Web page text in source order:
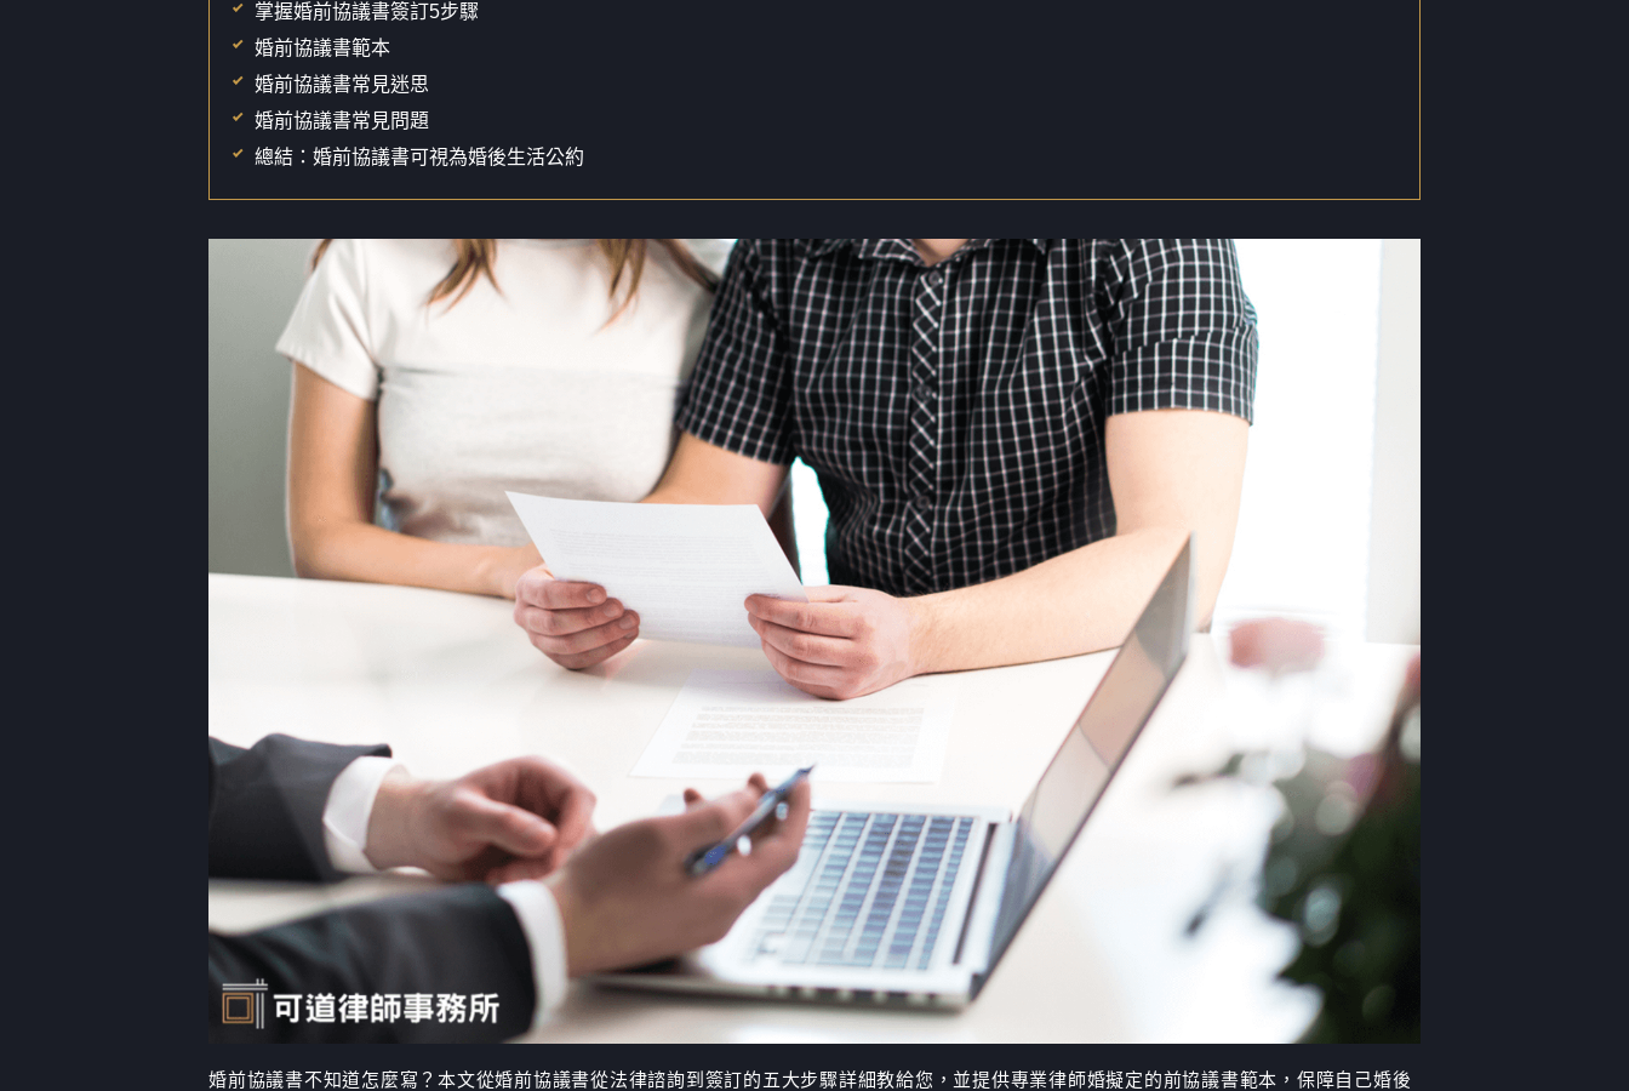
掌握婚前協議書簽訂5步驟
婚前協議書範本
婚前協議書常見迷思
婚前協議書常見問題
總結：婚前協議書可視為婚後生活公約
婚前協議書不知道怎麼寫？本文從婚前協議書從法律諮詢到簽訂的五大步驟詳細教給您，並提供專業律師婚擬定的前協議書範本，保障自己婚後